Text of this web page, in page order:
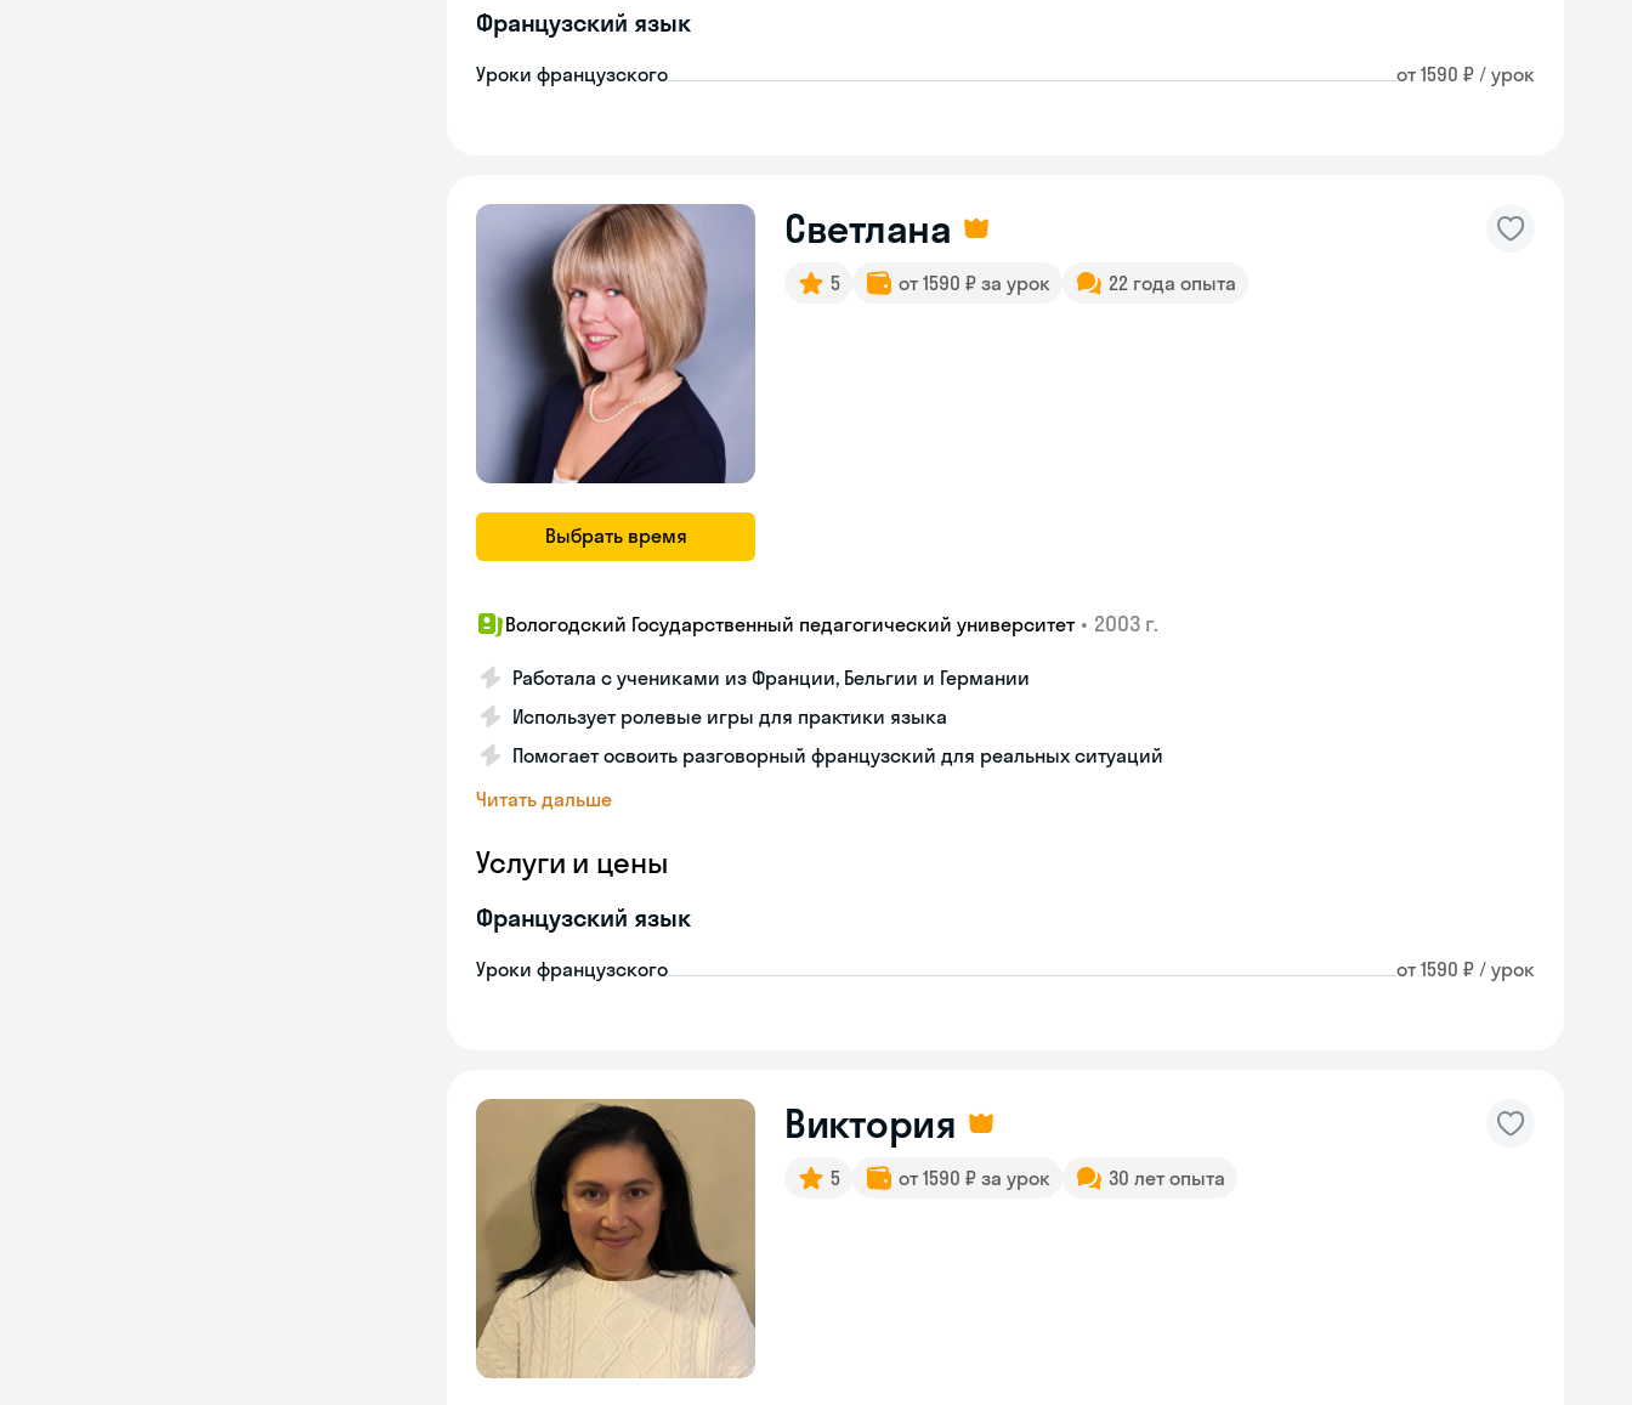
Французский язык
Уроки французского от 1590 ₽ / урок
Выбрать время
Светлана
5 от 1590 ₽ за урок 22 года опыта
Вологодский Государственный педагогический университет • 2003 г.
Работала с учениками из Франции, Бельгии и Германии
Использует ролевые игры для практики языка
Помогает освоить разговорный французский для реальных ситуаций
Читать дальше
Услуги и цены
Французский язык
Уроки французского от 1590 ₽ / урок
Виктория
5 от 1590 ₽ за урок 30 лет опыта